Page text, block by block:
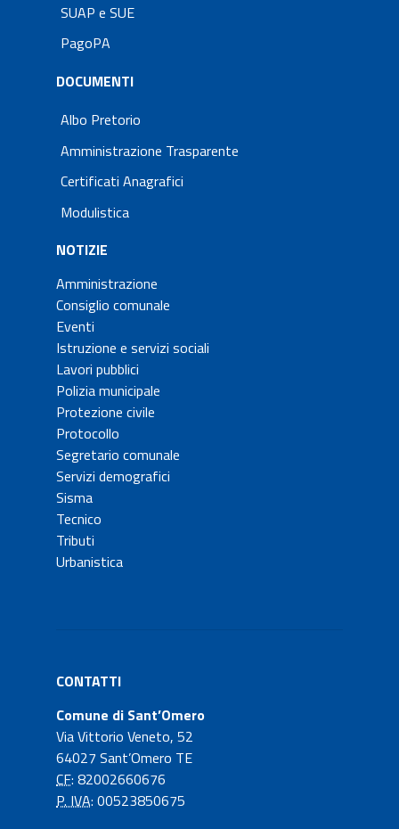
SUAP e SUE
PagoPA
DOCUMENTI
Albo Pretorio
Amministrazione Trasparente
Certificati Anagrafici
Modulistica
NOTIZIE
Amministrazione
Consiglio comunale
Eventi
Istruzione e servizi sociali
Lavori pubblici
Polizia municipale
Protezione civile
Protocollo
Segretario comunale
Servizi demografici
Sisma
Tecnico
Tributi
Urbanistica
CONTATTI
Comune di Sant’Omero
Via Vittorio Veneto, 52
64027 Sant’Omero TE
CF: 82002660676
P. IVA: 00523850675